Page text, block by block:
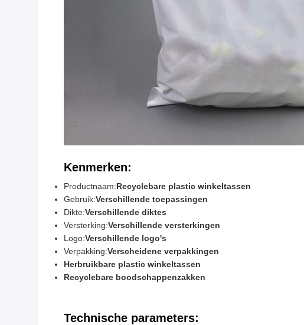
Kenmerken:
Productnaam:Recyclebare plastic winkeltassen
Gebruik:Verschillende toepassingen
Dikte:Verschillende diktes
Versterking:Verschillende versterkingen
Logo:Verschillende logo's
Verpakking:Verscheidene verpakkingen
Herbruikbare plastic winkeltassen
Recyclebare boodschappenzakken
Technische parameters: